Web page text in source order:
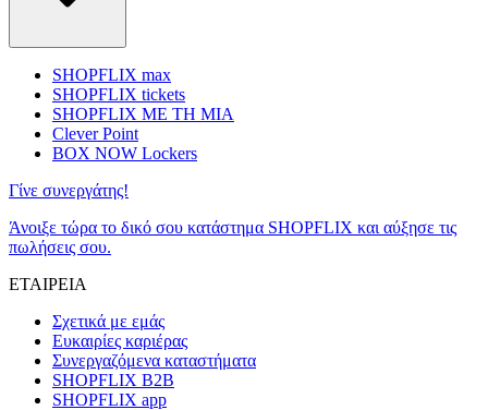
SHOPFLIX max
SHOPFLIX tickets
SHOPFLIX ΜΕ ΤΗ ΜΙΑ
Clever Point
BOX NOW Lockers
Γίνε συνεργάτης!
Άνοιξε τώρα το δικό σου κατάστημα SHOPFLIX και αύξησε τις
πωλήσεις σου.
ΕΤΑΙΡΕΙΑ
Σχετικά με εμάς
Ευκαιρίες καριέρας
Συνεργαζόμενα καταστήματα
SHOPFLIX B2B
SHOPFLIX app